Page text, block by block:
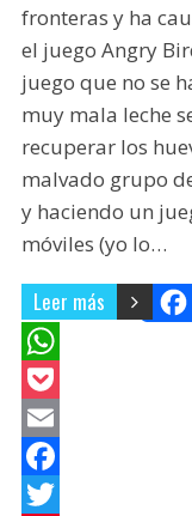
fronteras y ha
el juego Angry
juego que no se
muy mala leche
recuperar los
malvado grupo
y haciendo un
móviles (yo lo…
Leer más
W
h
a
t
P
o
c
E
m
F